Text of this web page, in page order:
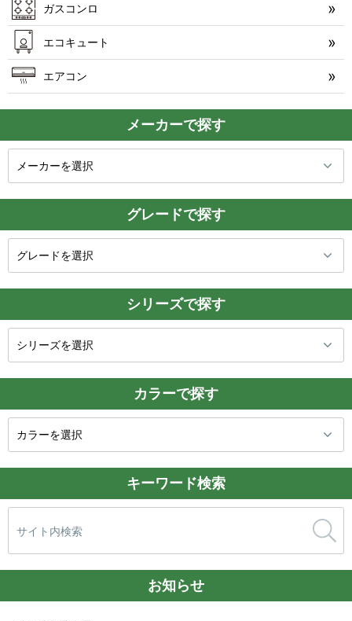
ガスコンロ
エコキュート
エアコン
メーカーで探す
グレードで探す
シリーズで探す
カラーで探す
キーワード検索
索:
お知らせ